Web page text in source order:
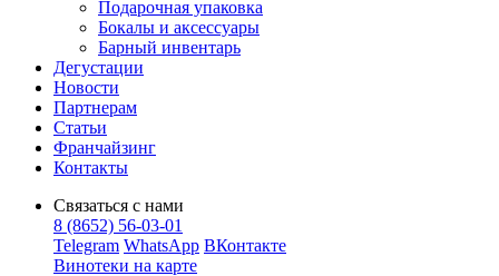
Подарочная упаковка
Бокалы и аксессуары
Барный инвентарь
Дегустации
Новости
Партнерам
Статьи
Франчайзинг
Контакты
Связаться с нами
8 (8652) 56-03-01
Telegram WhatsApp ВКонтакте
Винотеки на карте